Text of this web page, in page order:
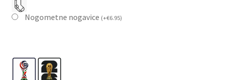
Nogometne nogavice (+€6.95)